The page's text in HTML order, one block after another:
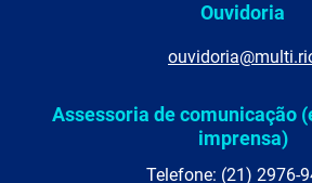
Ouvidoria
Assessoria de comunicação
imprensa)
Telefone: (21) 2976-